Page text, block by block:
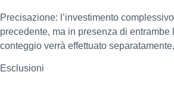
Precisazione: l’investimento
precedente, ma in presenza di
conteggio verrà effettuato
Esclusioni